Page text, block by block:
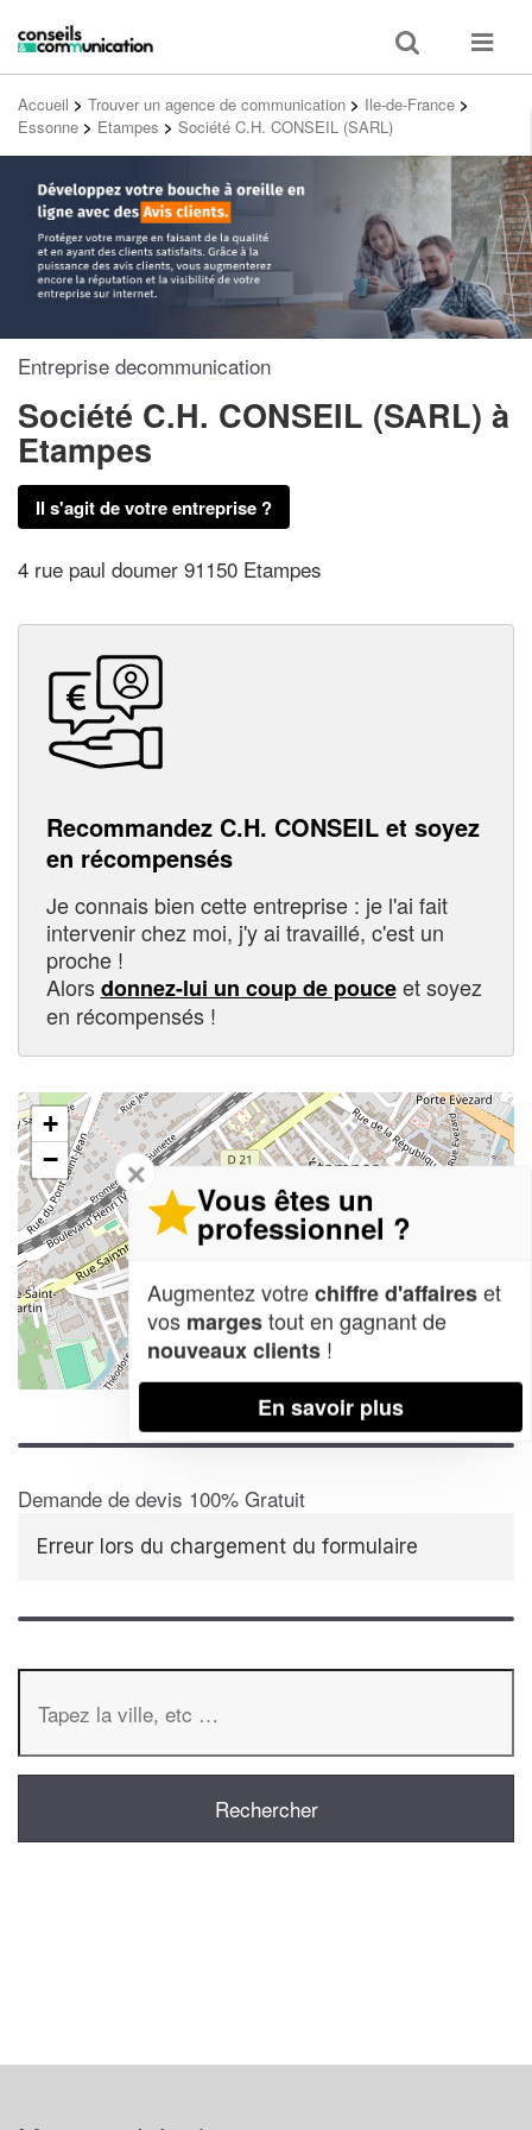
Toggle
search
Toggle
Accueil > Trouver un agence de communication > Ile-de-France >
Essonne > Etampes > Société C.H. CONSEIL (SARL)
Entreprise decommunication
Société C.H. CONSEIL (SARL) à
Etampes
Il s'agit de votre entreprise ?
4 rue paul doumer 91150 Etampes
Recommandez C.H. CONSEIL et soyez
en récompensés
Je connais bien cette entreprise : je l'ai fait
intervenir chez moi, j'y ai travaillé, c'est un
proche !
Alorsdonnez-lui un coup de pouceet soyez
en récompensés !
+
−
Leaflet| Map data ©OpenStreetMap contributors,CC-BY-SA
Demande de devis 100% Gratuit
Erreur lors du chargement du formulaire
✕
Vous êtes un
professionnel ?
Augmentez votrechiffre d'affaireset
vos margestout en gagnant de
nouveaux clients !
En savoir plus